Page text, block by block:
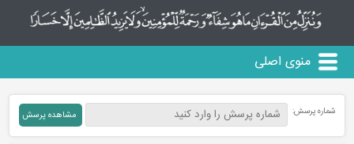
منوی اصلی
شماره پرسش: